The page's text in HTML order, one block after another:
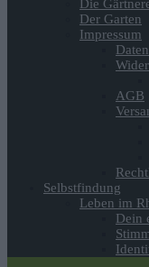
Die
Der Garten
Impressum
AGB
Selbstfindung
Leben im
Dein